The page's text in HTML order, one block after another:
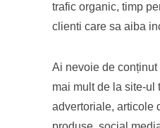
trafic organic, timp
clienti care sa aiba
Ai nevoie de
mai mult de la site-ul
advertoriale, articole